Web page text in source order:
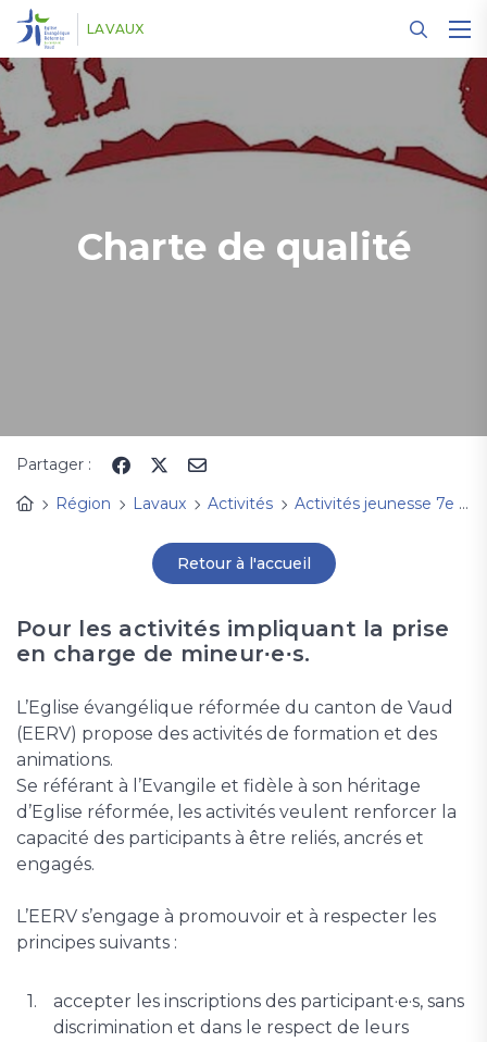
LAVAUX
Charte de qualité
Partager :
Région
Lavaux Activités Activités jeunesse 7e à 11e et plus
Retour à l'accueil
Pour les activités impliquant la prise
en charge de mineur∙e∙s.
L’Eglise évangélique réformée du canton de Vaud
(EERV) propose des activités de formation et des
animations.
Se référant à l’Evangile et fidèle à son héritage
d’Eglise réformée, les activités veulent renforcer la
capacité des participants à être reliés, ancrés et
engagés.
L’EERV s’engage à promouvoir et à respecter les
principes suivants :
accepter les inscriptions des participant·e·s, sans
discrimination et dans le respect de leurs
Panneau de gestion des cookies